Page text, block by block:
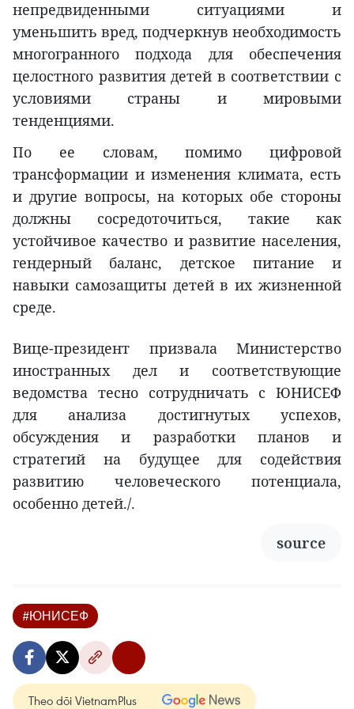
непредвиденными ситуациями и
уменьшить вред, подчеркнув необходимость
многогранного подхода для обеспечения
целостного развития детей в соответствии с
условиями страны и мировыми
тенденциями.
По ее словам, помимо цифровой
трансформации и изменения климата, есть
и другие вопросы, на которых обе стороны
должны сосредоточиться, такие как
устойчивое качество и развитие населения,
гендерный баланс, детское питание и
навыки самозащиты детей в их жизненной
среде.
Вице-президент призвала Министерство
иностранных дел и соответствующие
ведомства тесно сотрудничать с ЮНИСЕФ
для анализа достигнутых успехов,
обсуждения и разработки планов и
стратегий на будущее для содействия
развитию человеческого потенциала,
особенно детей./.
source
#ЮНИСЕФ
Theo dõi VietnamPlus